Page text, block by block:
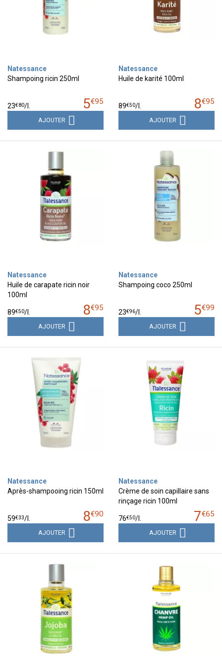
Natessance
Shampoing ricin 250ml
5€95
23€80/
AJOUTER
Natessance
Huile de karité 100ml
8€95
89€50/
AJOUTER
Natessance
Huile de carapate ricin noir
100ml
8€95
89€50/
AJOUTER
Natessance
Shampoing coco 250ml
5€99
23€96/
AJOUTER
Natessance
Après-shampooing ricin 150ml
8€90
59€33/
AJOUTER
Natessance
Crème de soin capillaire sans
rinçage ricin 100ml
7€65
76€50/
AJOUTER